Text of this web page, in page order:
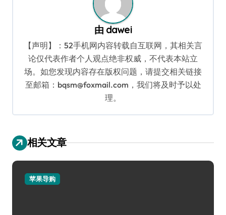
由 dawei
【声明】：52手机网内容转载自互联网，其相关言
论仅代表作者个人观点绝非权威，不代表本站立
场。如您发现内容存在版权问题，请提交相关链接
至邮箱：bqsm@foxmail.com，我们将及时予以处
理。
相关文章
苹果导购